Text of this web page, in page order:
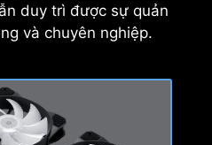
duy trì được sự quản
và chuyên nghiệp.